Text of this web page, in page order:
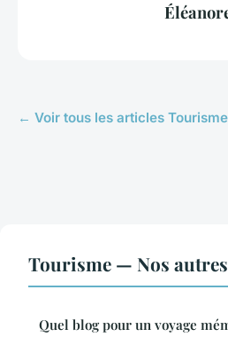
← Voir tous les articles Tourisme
Tourisme — Nos
Quel blog pour un voyage